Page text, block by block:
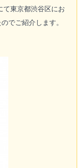
て東京都渋谷区にお
でご紹介します。